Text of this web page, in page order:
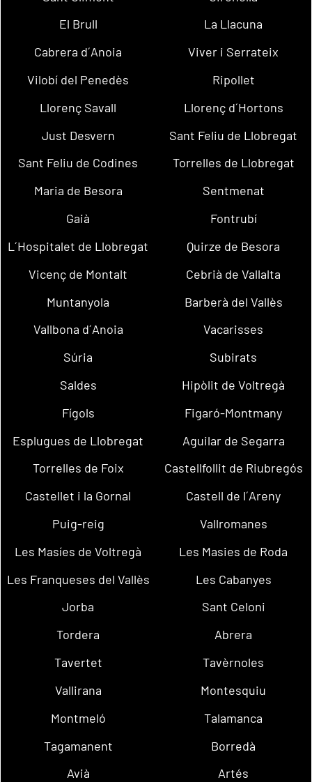
El Brull
La Llacuna
Cabrera d´Anoia
Viver i Serrateix
Vilobí del Penedès
Ripollet
Llorenç Savall
Llorenç d´Hortons
Just Desvern
Sant Feliu de Llobregat
Sant Feliu de Codines
Torrelles de Llobregat
Maria de Besora
Sentmenat
Gaià
Fontrubí
L´Hospitalet de Llobregat
Quirze de Besora
Vicenç de Montalt
Cebrià de Vallalta
Muntanyola
Barberà del Vallès
Vallbona d´Anoia
Vacarisses
Súria
Subirats
Saldes
Hipòlit de Voltregà
Fígols
Figaró-Montmany
Esplugues de Llobregat
Aguilar de Segarra
Torrelles de Foix
Castellfollit de Riubregós
Castellet i la Gornal
Castell de l´Areny
Puig-reig
Vallromanes
Les Masíes de Voltregà
Les Masies de Roda
Les Franqueses del Vallès
Les Cabanyes
Jorba
Sant Celoni
Tordera
Abrera
Tavertet
Tavèrnoles
Vallirana
Montesquiu
Montmeló
Talamanca
Tagamanent
Borredà
Avià
Artés